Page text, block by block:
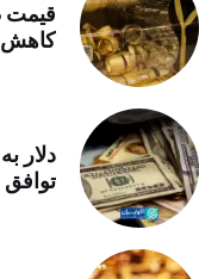
کاهش